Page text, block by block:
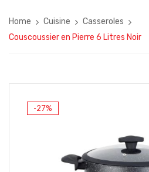
Home Cuisine
Casseroles
Couscoussier en Pierre 6 Litres Noir
-27%